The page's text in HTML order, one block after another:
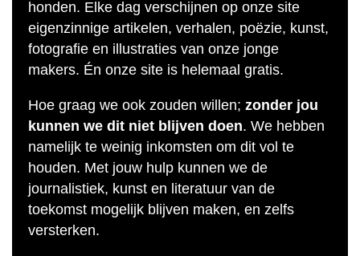
honden. Elke dag verschijnen op onze site
eigenzinnige artikelen, verhalen, poëzie, kunst,
fotografie en illustraties van onze jonge
makers. Én onze site is helemaal gratis.
Hoe graag we ook zouden willen; zonder jou
kunnen we dit niet blijven doen. We hebben
namelijk te weinig inkomsten om dit vol te
houden. Met jouw hulp kunnen we de
journalistiek, kunst en literatuur van de
toekomst mogelijk blijven maken, en zelfs
versterken.